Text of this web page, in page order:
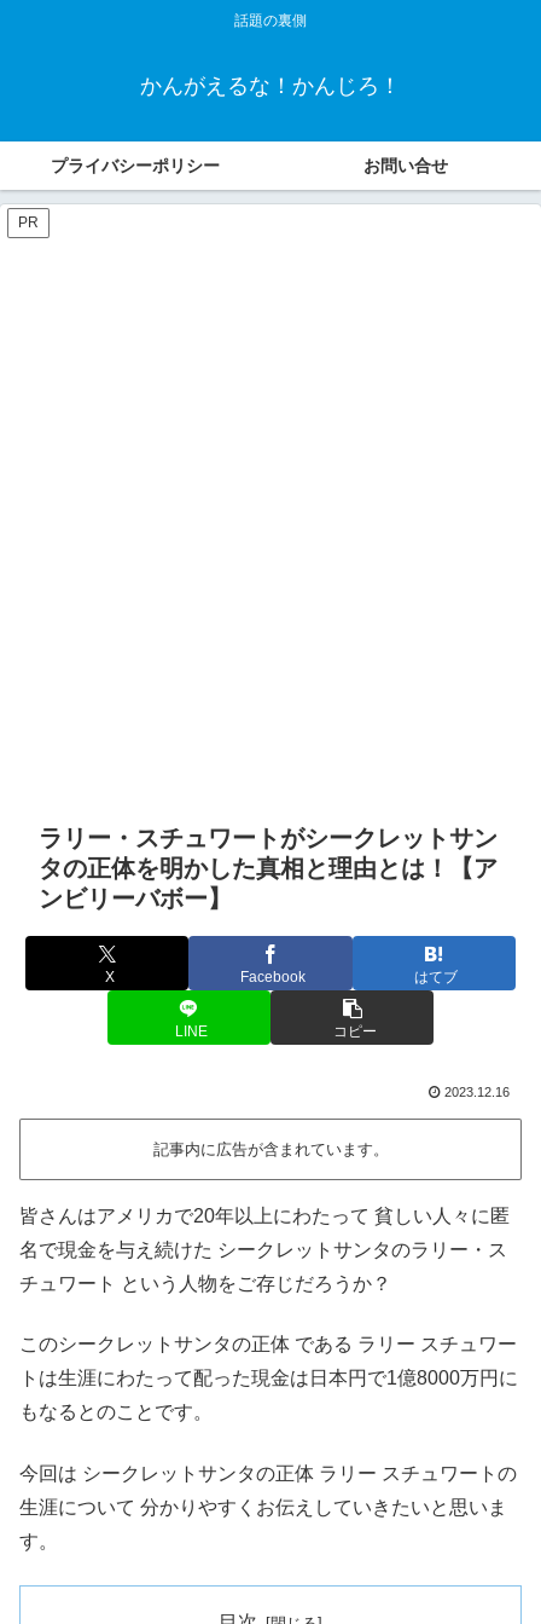
話題の裏側
かんがえるな！かんじろ！
プライバシーポリシー お問い合せ
PR
ラリー・スチュワートがシークレットサン
タの正体を明かした真相と理由とは！【ア
ンビリーバボー】
X Facebook はてブ
LINE コピー
2023.12.16
記事内に広告が含まれています。
皆さんはアメリカで20年以上にわたって 貧しい人々に匿
名で現金を与え続けた シークレットサンタのラリー・ス
チュワート という人物をご存じだろうか？
このシークレットサンタの正体 である ラリー スチュワー
トは生涯にわたって配った現金は日本円で1億8000万円に
もなるとのことです。
今回は シークレットサンタの正体 ラリー スチュワートの
生涯について 分かりやすくお伝えしていきたいと思いま
す。